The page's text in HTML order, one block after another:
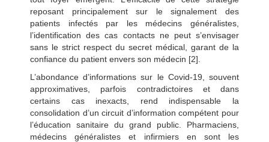
reposant principalement sur le signalement des
patients infectés par les médecins généralistes,
l’identification des cas contacts ne peut s’envisager
sans le strict respect du secret médical, garant de la
confiance du patient envers son médecin [2].
L’abondance d’informations sur le Covid-19, souvent
approximatives, parfois contradictoires et dans
certains cas inexacts, rend indispensable la
consolidation d’un circuit d’information compétent pour
l’éducation sanitaire du grand public. Pharmaciens,
médecins généralistes et infirmiers en sont les